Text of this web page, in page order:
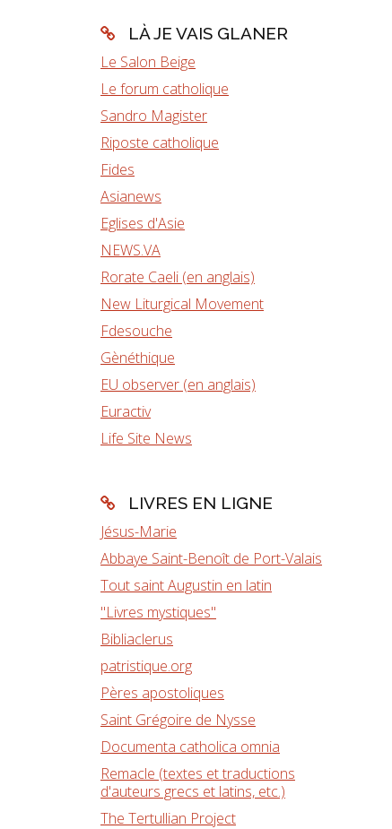
LÀ JE VAIS GLANER
Le Salon Beige
Le forum catholique
Sandro Magister
Riposte catholique
Fides
Asianews
Eglises d'Asie
NEWS.VA
Rorate Caeli (en anglais)
New Liturgical Movement
Fdesouche
Gènéthique
EU observer (en anglais)
Euractiv
Life Site News
LIVRES EN LIGNE
Jésus-Marie
Abbaye Saint-Benoît de Port-Valais
Tout saint Augustin en latin
"Livres mystiques"
Bibliaclerus
patristique.org
Pères apostoliques
Saint Grégoire de Nysse
Documenta catholica omnia
Remacle (textes et traductions
d'auteurs grecs et latins, etc.)
The Tertullian Project